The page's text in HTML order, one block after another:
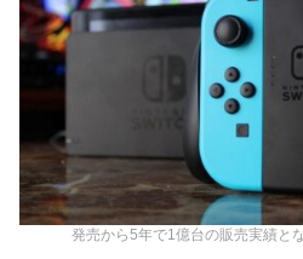
発売から5年で1億台の販売実績と